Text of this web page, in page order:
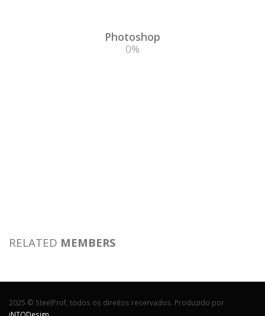
Photoshop
0%
RELATED MEMBERS
2025 © SteelProf, todos os direitos reservados. Produzido por